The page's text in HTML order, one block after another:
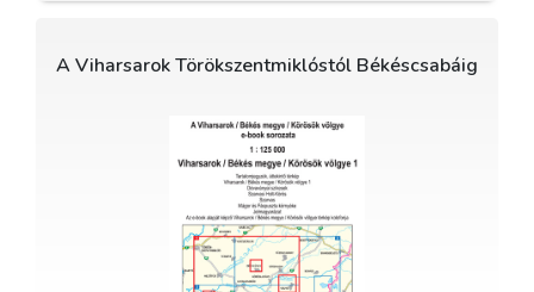
A Viharsarok Törökszentmiklóstól Békéscsabáig